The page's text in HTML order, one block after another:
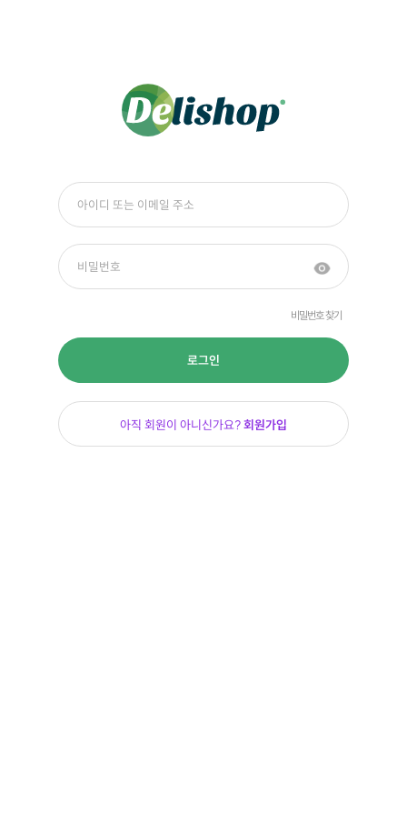
비밀번호 찾기
로그인
아직 회원이 아니신가요?회원가입